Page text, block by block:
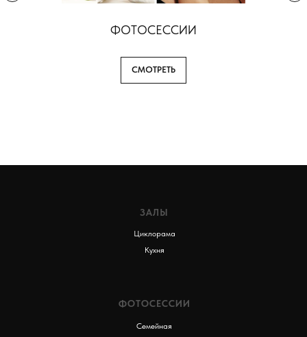
ФОТОСЕССИИ
СМОТРЕТЬ
ЗАЛЫ
Циклорама
Кухня
ФОТОСЕССИИ
Семейная